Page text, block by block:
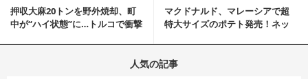
押収大麻20トンを野外焼却、町
中が“ハイ状態”に…トルコで衝撃
マクドナルド、マレーシアで超
特大サイズのポテト発売！ネッ
人気の記事